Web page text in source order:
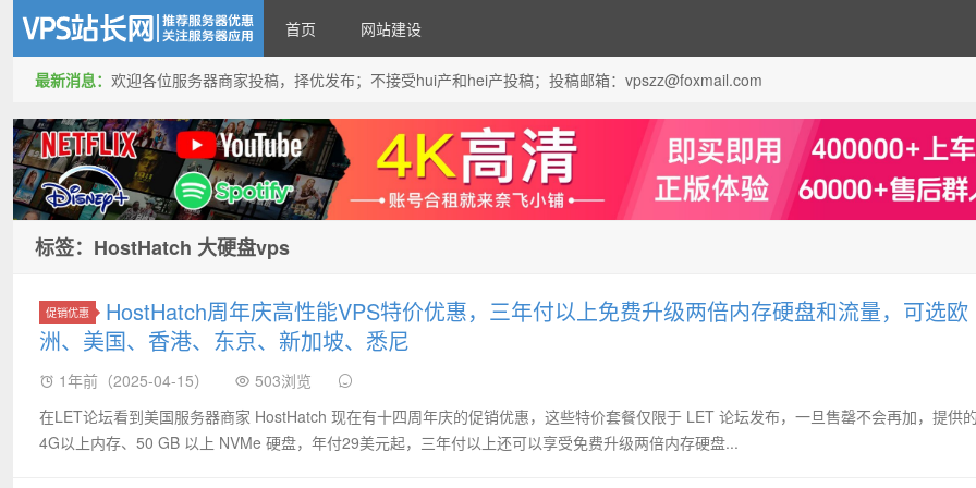
VPS站长网
首页 网站建设
最新消息： 欢迎各位服务器商家投稿，择优发布；不接受hui产和hei产投稿；投稿邮箱：vpszz@foxmail.com
标签：HostHatch 大硬盘vps
促销优惠
HostHatch周年庆高性能VPS特价优惠，三年付以上免费升级两倍内存硬盘和流量，可选欧
洲、美国、香港、东京、新加坡、悉尼
1年前（2025-04-15）
503浏览
在LET论坛看到美国服务器商家 HostHatch 现在有十四周年庆的促销优惠，这些特价套餐仅限于 LET 论坛发布，一旦售罄不会再加，提供
4G以上内存、50 GB 以上 NVMe 硬盘，年付29美元起，三年付以上还可以享受免费升级两倍内存硬盘...